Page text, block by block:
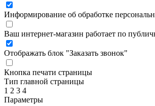
Информирование об обработке
Ваш интернет-магазин работает по
Отображать блок "Заказать звонок"
Кнопка печати страницы
Тип главной страницы
1 2 3 4
Параметры